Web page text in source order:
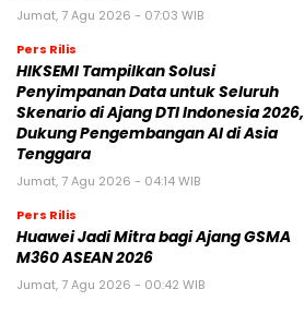
Jumat, 7 Agu 2026 - 07:03 WIB
Pers Rilis
HIKSEMI Tampilkan Solusi
Penyimpanan Data untuk Seluruh
Skenario di Ajang DTI Indonesia 2026,
Dukung Pengembangan AI di Asia
Tenggara
Jumat, 7 Agu 2026 - 04:14 WIB
Pers Rilis
Huawei Jadi Mitra bagi Ajang GSMA
M360 ASEAN 2026
Jumat, 7 Agu 2026 - 00:42 WIB